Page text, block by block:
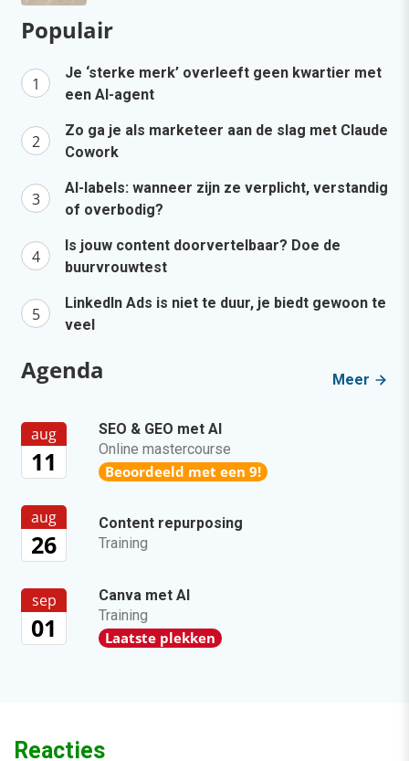
Populair
Je ‘sterke merk’ overleeft geen kwartier met
een AI-agent
Zo ga je als marketeer aan de slag met Claude
Cowork
AI-labels: wanneer zijn ze verplicht, verstandig
of overbodig?
Is jouw content doorvertelbaar? Doe de
buurvrouwtest
LinkedIn Ads is niet te duur, je biedt gewoon te
veel
Agenda Meer
aug
11
SEO & GEO met AI
Online mastercourse
Beoordeeld met een 9!
aug
26
Content repurposing
Training
sep
01
Canva met AI
Training
Laatste plekken
Reacties